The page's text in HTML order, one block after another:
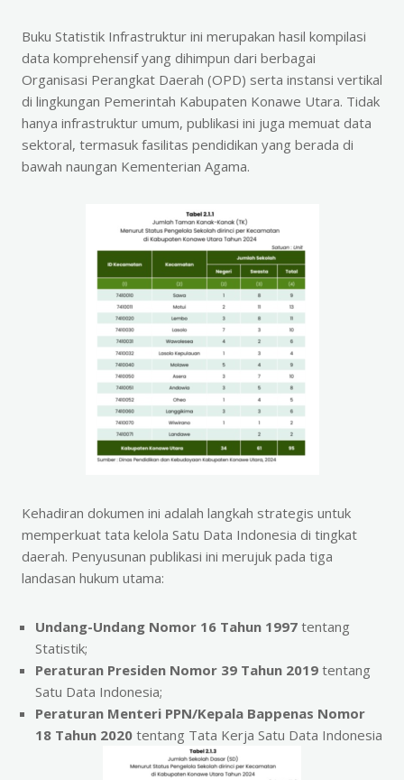
Buku Statistik Infrastruktur ini merupakan hasil kompilasi
data komprehensif yang dihimpun dari berbagai
Organisasi Perangkat Daerah (OPD) serta instansi vertikal
di lingkungan Pemerintah Kabupaten Konawe Utara. Tidak
hanya infrastruktur umum, publikasi ini juga memuat data
sektoral, termasuk fasilitas pendidikan yang berada di
bawah naungan Kementerian Agama.
Kehadiran dokumen ini adalah langkah strategis untuk
memperkuat tata kelola Satu Data Indonesia di tingkat
daerah. Penyusunan publikasi ini merujuk pada tiga
landasan hukum utama:
Undang-Undang Nomor 16 Tahun 1997 tentang
Statistik;
Peraturan Presiden Nomor 39 Tahun 2019 tentang
Satu Data Indonesia;
Peraturan Menteri PPN/Kepala Bappenas Nomor
18 Tahun 2020 tentang Tata Kerja Satu Data Indonesia